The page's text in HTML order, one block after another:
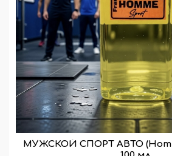
МУЖСКОЙ СПОРТ АВТО